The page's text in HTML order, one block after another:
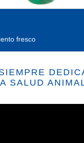
fresco
SALUD